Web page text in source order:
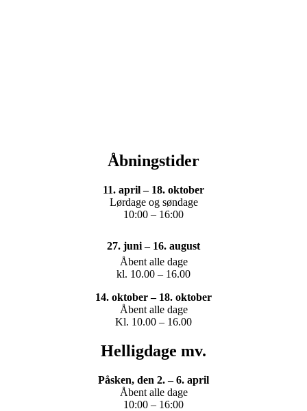
Åbningstider
11. april – 18. oktober
Lørdage og søndage
10:00 – 16:00
27. juni – 16. august
Åbent alle dage
kl. 10.00 – 16.00
14. oktober – 18. oktober
Åbent alle dage
Kl. 10.00 – 16.00
Helligdage mv.
Påsken, den 2. – 6. april
Åbent alle dage
10:00 – 16:00